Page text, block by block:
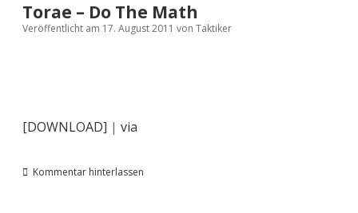
Torae – Do The Math
Veröffentlicht am 17. August 2011 von Taktiker
[DOWNLOAD] | via
Kommentar hinterlassen